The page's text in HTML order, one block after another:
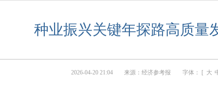
种业振兴关键年探路高质量
2026-04-20 21:04 来源： 经济参考报 字体： [ 大